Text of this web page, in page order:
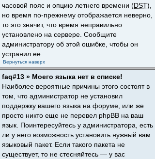
часовой пояс и опцию летнего времени (DST),
но время по-прежнему отображается неверно,
то это значит, что время неправильно
установлено на сервере. Сообщите
администратору об этой ошибке, чтобы он
устранил ее.
Вернуться наверх
faq#13 » Моего языка нет в списке!
Наиболее вероятные причины этого состоят в
том, что администратор не установил
поддержку вашего языка на форуме, или же
просто никто еще не перевел phpBB на ваш
язык. Поинтересуйтесь у администратора, есть
ли у него возможность установить нужный вам
языковый пакет. Если такого пакета не
существует, то не стесняйтесь — у вас